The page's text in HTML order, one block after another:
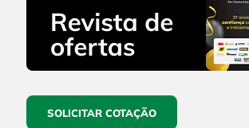
SOLICITAR COTAÇÃO